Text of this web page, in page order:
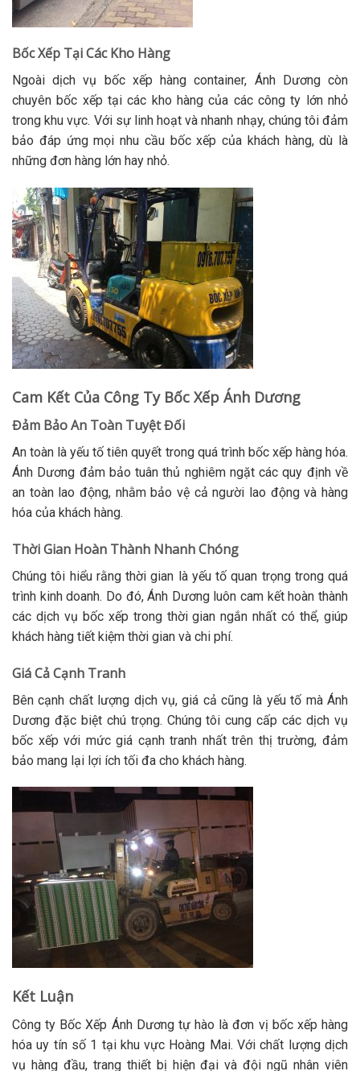
Bốc Xếp Tại Các Kho Hàng
Ngoài dịch vụ bốc xếp hàng container, Ánh Dương còn
chuyên bốc xếp tại các kho hàng của các công ty lớn nhỏ
trong khu vực. Với sự linh hoạt và nhanh nhạy, chúng tôi đảm
bảo đáp ứng mọi nhu cầu bốc xếp của khách hàng, dù là
những đơn hàng lớn hay nhỏ.
Cam Kết Của Công Ty Bốc Xếp Ánh Dương
Đảm Bảo An Toàn Tuyệt Đối
An toàn là yếu tố tiên quyết trong quá trình bốc xếp hàng hóa.
Ánh Dương đảm bảo tuân thủ nghiêm ngặt các quy định về
an toàn lao động, nhằm bảo vệ cả người lao động và hàng
hóa của khách hàng.
Thời Gian Hoàn Thành Nhanh Chóng
Chúng tôi hiểu rằng thời gian là yếu tố quan trọng trong quá
trình kinh doanh. Do đó, Ánh Dương luôn cam kết hoàn thành
các dịch vụ bốc xếp trong thời gian ngắn nhất có thể, giúp
khách hàng tiết kiệm thời gian và chi phí.
Giá Cả Cạnh Tranh
Bên cạnh chất lượng dịch vụ, giá cả cũng là yếu tố mà Ánh
Dương đặc biệt chú trọng. Chúng tôi cung cấp các dịch vụ
bốc xếp với mức giá cạnh tranh nhất trên thị trường, đảm
bảo mang lại lợi ích tối đa cho khách hàng.
Kết Luận
Công ty Bốc Xếp Ánh Dương tự hào là đơn vị bốc xếp hàng
hóa uy tín số 1 tại khu vực Hoàng Mai. Với chất lượng dịch
vụ hàng đầu, trang thiết bị hiện đại và đội ngũ nhân viên